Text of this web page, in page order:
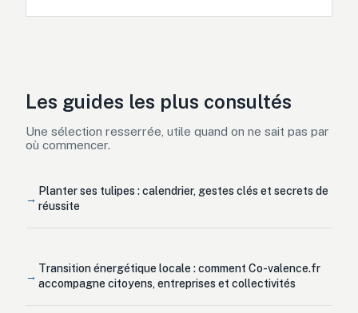
Les guides les plus consultés
Une sélection resserrée, utile quand on ne sait pas par
où commencer.
Planter ses tulipes : calendrier, gestes clés et secrets de
réussite
Transition énergétique locale : comment Co-valence.fr
accompagne citoyens, entreprises et collectivités